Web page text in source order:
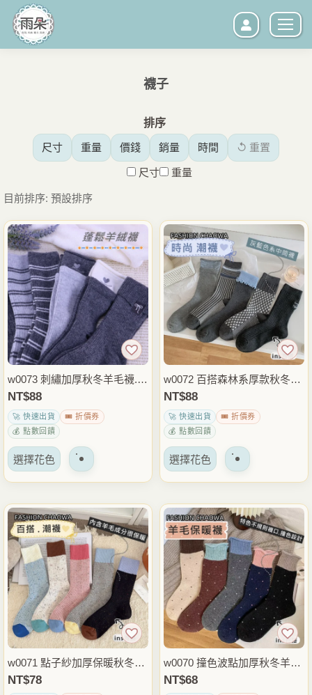
襪子
排序
尺寸 重量 價錢 銷量 時間
↺ 重置
尺寸
重量
目前排序: 預設排序
w0073 刺繡加厚秋冬羊毛襪.長
襪
NT$88
🚀 快速出貨
🎟️ 折價券
💰 點數回饋
選擇花色 該
有
多
種
變
體。
可
以
在
產
頁
w0072 百搭森林系厚款秋冬襪.
中筒襪
NT$88
🚀 快速出貨
🎟️ 折價券
💰 點數回饋
選擇花色 該
有
多
種
變
體。
可
以
在
產
頁
w0071 點子紗加厚保暖秋冬羊
毛襪.堆堆長襪
NT$78
w0070 撞色波點加厚秋冬羊毛
襪.堆堆中筒襪
NT$68